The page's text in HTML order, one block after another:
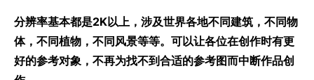
分辨率基本都是2K以上，涉及世界各地不同建筑，不同物
体，不同植物，不同风景等等。可以让各位在创作时有更
好的参考对象，不再为找不到合适的参考图而中断作品创